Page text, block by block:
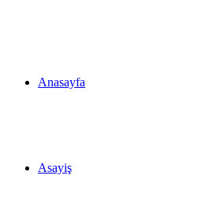
Anasayfa
Asayiş